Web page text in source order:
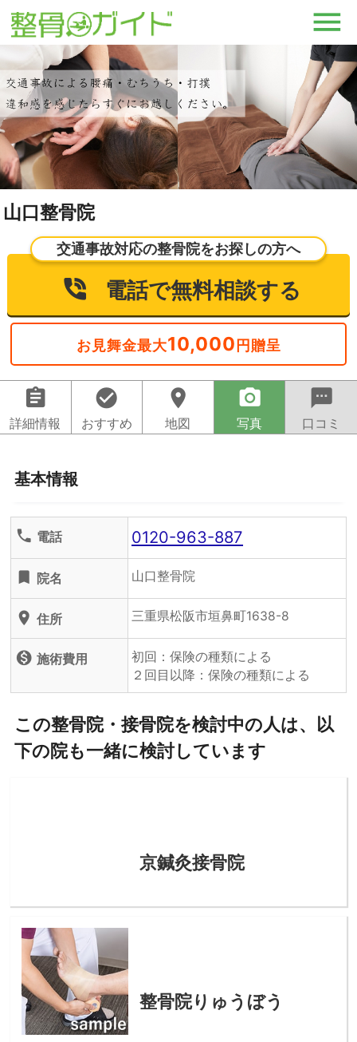
山口整骨院
交通事故対応の整骨院をお探しの方へ
電話で無料相談する
お見舞金最大10,000 円贈呈
assignment
詳細情報
check_circle
おすすめ
location_on
地図
camera_alt
写真
sms
口コミ
基本情報
phone 電話 0120-963-887
turned_in 院名 山口整骨院
location_on 住所 三重県松阪市垣鼻町1638-8
monetization_on 施術費用
初回：保険の種類による
２回目以降：保険の種類による
この整骨院・接骨院を検討中の人は、以
下の院も一緒に検討しています
京鍼灸接骨院
整骨院りゅうぼう